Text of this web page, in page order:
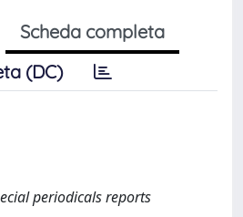
Scheda completa
(DC)
periodicals reports